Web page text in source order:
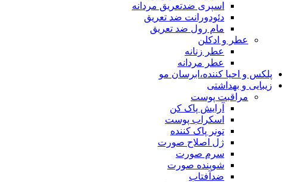
اسپری ضدتعریق مردانه
دئودورانت ضد تعریق
مام رول ضد تعریق
عطر و ادکلن
عطر زنانه
عطر مردانه
پلکس و احیا کننده،ابرسان مو
زیبایی و بهداشتی
مراقبت پوست
آرایش پاک کن
اسکراب پوست
تونر پاک کننده
ژل اصلاح صورت
سرم صورت
شوینده صورت
ضدآفتاب